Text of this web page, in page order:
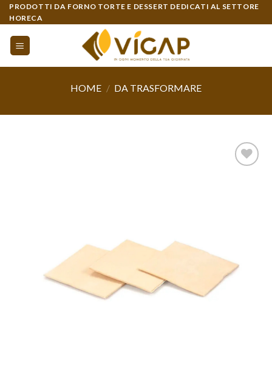
Skip
to
content
PRODOTTI DA FORNO TORTE E DESSERT DEDICATI AL SETTORE
HORECA
HOME / DA TRASFORMARE